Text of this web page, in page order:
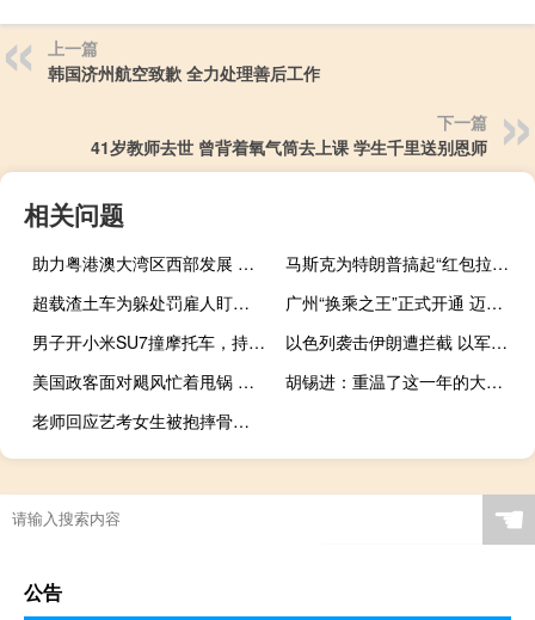
上一篇
韩国济州航空致歉 全力处理善后工作
下一篇
41岁教师去世 曾背着氧气筒去上课 学生千里送别恩师
相关问题
助力粤港澳大湾区西部发展 广州新机场要来了
马斯克为特朗普搞起“红包拉新” 助力重返白宫
超载渣土车为躲处罚雇人盯梢交警 12人团伙落网
广州“换乘之王”正式开通 迈入“环线时代”
男子开小米SU7撞摩托车，持刀伤人致1死，南通警方通报
以色列袭击伊朗遭拦截 以军警告：不要还击 防止冲突升级
美国政客面对飓风忙着甩锅 特朗普指控拜登漠视灾民苦难
胡锡进：重温了这一年的大事记
老师回应艺考女生被抱摔骨折 培训机构发声解释事件
☚
公告